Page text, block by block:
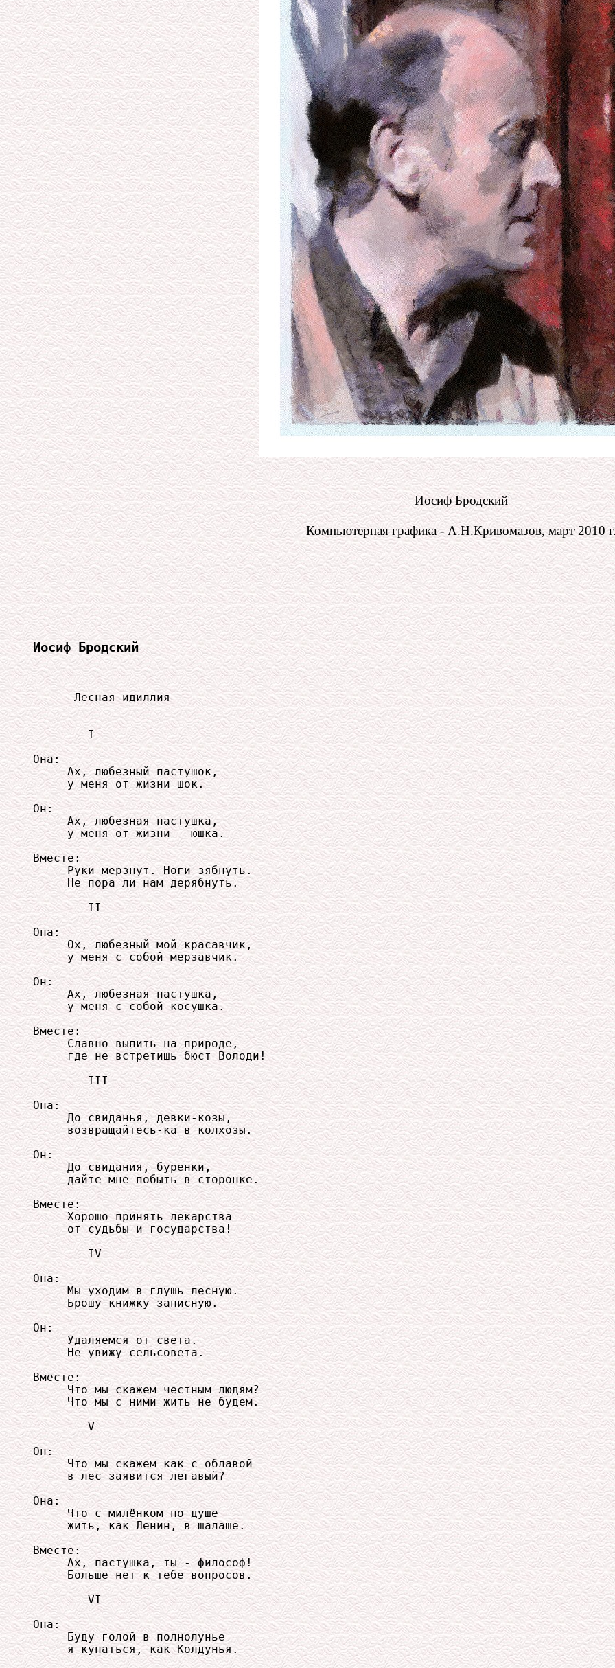
Иосиф Бродский
Компьютерная графика - А.Н.Кривомазов, март 2010
Иосиф Бродский
      Лесная идиллия
        I
Она:
     Ах, любезный пастушок,
     у меня от жизни шок.
Он:
     Ах, любезная пастушка,
     у меня от жизни - юшка.
Вместе:
     Руки мерзнут. Ноги зябнуть.
     Не пора ли нам дерябнуть.
        II
Она:
     Ох, любезный мой красавчик,
     у меня с собой мерзавчик.
Он:
     Ах, любезная пастушка,
     у меня с собой косушка.
Вместе:
     Славно выпить на природе,
     где не встретишь бюст Володи!
        III
Она:
     До свиданья, девки-козы,
     возвращайтесь-ка в колхозы.
Он:
     До свидания, буренки,
     дайте мне побыть в сторонке.
Вместе:
     Хорошо принять лекарства
     от судьбы и государства!
        IV
Она:
     Мы уходим в глушь лесную.
     Брошу книжку записную.
Он:
     Удаляемся от света.
     Не увижу сельсовета.
Вместе:
     Что мы скажем честным людям?
     Что мы с ними жить не будем.
        V
Он:
     Что мы скажем как с облавой
     в лес заявится легавый?
Она:
     Что с милёнком по душе
     жить, как Ленин, в шалаше.
Вместе:
     Ах, пастушка, ты - философ!
     Больше нет к тебе вопросов.
        VI
Она:
     Буду голой в полнолунье
     я купаться, как Колдунья.